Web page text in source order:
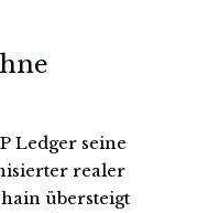
Ledger seine
realer
übersteigt